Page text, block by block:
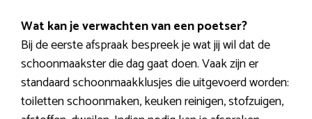
Wat kan je verwachten van een poetser?
Bij de eerste afspraak bespreek je wat jij wil dat de
schoonmaakster die dag gaat doen. Vaak zijn er
standaard schoonmaakklusjes die uitgevoerd worden:
toiletten schoonmaken, keuken reinigen, stofzuigen,